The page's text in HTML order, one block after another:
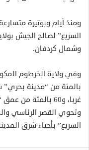
ومنذ أيام وبوتيرة
السريع” لصالح الجيش
وشمال كردفان.
بالمئة من “مدينة بحري”
غربا، و60 بالمئة
وتحوي القصر الرئاسي
السريع” بأحياء شرق